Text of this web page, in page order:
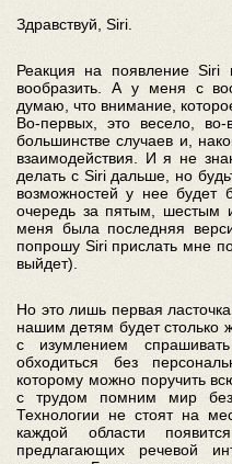
Здравствуй, Siri.
Реакция на появление
вообразить. А у меня с
думаю, что внимание,
Во-первых, это весело,
большинстве случаев и,
взаимодействия. И я не
делать с Siri дальше, но
возможностей у нее
очередь за пятым,
меня была последняя
попрошу Siri прислать мне
выйдет).
Но это лишь первая
нашим детям будет столько
с изумлением
обходиться без
которому можно поручить
с трудом помним мир без
Технологии не стоят на
каждой области
предлагающих речевой